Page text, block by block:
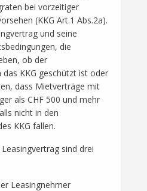
bei vorzeitiger
(KKG Art.1 Abs.2a).
und seine
die
ob der
KKG geschützt ist oder
dass Mietverträge mit
als CHF 500 und mehr
nicht in den
KKG fallen.
sind drei
Leasingnehmer